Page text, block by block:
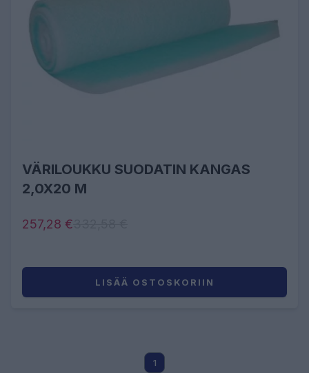
VÄRILOUKKU SUODATIN KANGAS
2,0X20 M
257,28 €
LISÄÄ OSTOSKORIIN
1